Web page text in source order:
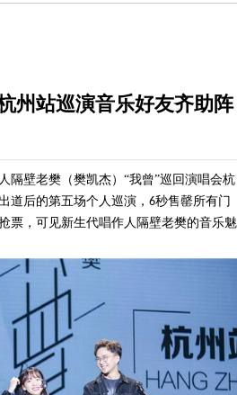
州站巡演音乐好友齐助阵
隔壁老樊（樊凯杰）“我曾”巡回演唱会杭
道后的第五场个人巡演， 6秒售罄所有门
票，可见新生代唱作人隔壁老樊的音乐魅